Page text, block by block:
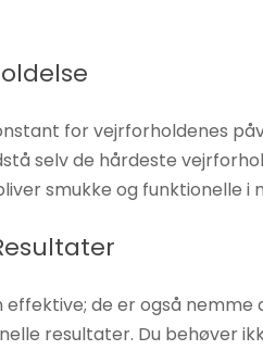
for vejrforholdenes
selv de hårdeste
smukke og funktionelle i
de er også
resultater. Du